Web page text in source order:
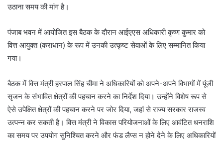
उठाना समय की मांग है।
पंजाब भवन में आयोजित इस बैठक के दौरान आईएएस अधिकारी कृष्ण कुमार को
वित्त आयुक्त (कराधान) के रूप में उनकी उत्कृष्ट सेवाओं के लिए सम्मानित किया
गया।
बैठक में वित्त मंत्री हरपाल सिंह चीमा ने अधिकारियों को अपने-अपने विभागों में पूंजी
सृजन के संभावित क्षेत्रों की पहचान करने का निर्देश दिया। उन्होंने विशेष रूप से
ऐसे उपेक्षित क्षेत्रों की पहचान करने पर जोर दिया, जहां से राज्य सरकार राजस्व
उत्पन्न कर सकती है। वित्त मंत्री ने विकास परियोजनाओं के लिए आवंटित धनराशि
का समय पर उपयोग सुनिश्चित करने और फंड लैप्स न होने देने के लिए अधिकारियों